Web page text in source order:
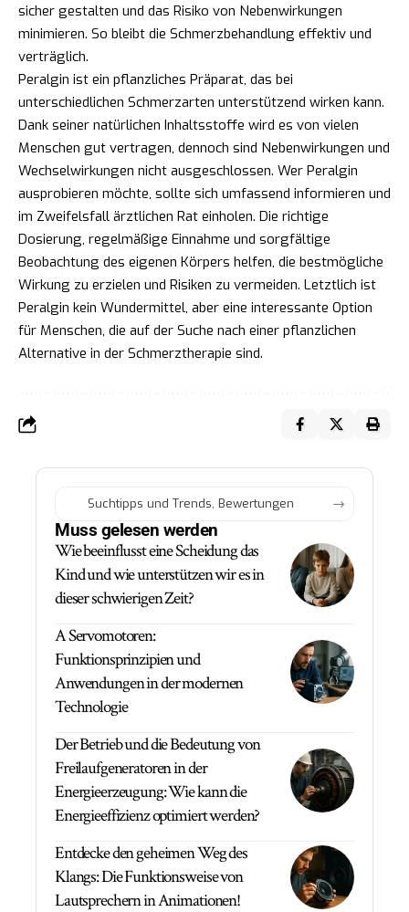
sicher gestalten und das Risiko von Nebenwirkungen
minimieren. So bleibt die Schmerzbehandlung effektiv und
verträglich.
Peralgin ist ein pflanzliches Präparat, das bei
unterschiedlichen Schmerzarten unterstützend wirken kann.
Dank seiner natürlichen Inhaltsstoffe wird es von vielen
Menschen gut vertragen, dennoch sind Nebenwirkungen und
Wechselwirkungen nicht ausgeschlossen. Wer Peralgin
ausprobieren möchte, sollte sich umfassend informieren und
im Zweifelsfall ärztlichen Rat einholen. Die richtige
Dosierung, regelmäßige Einnahme und sorgfältige
Beobachtung des eigenen Körpers helfen, die bestmögliche
Wirkung zu erzielen und Risiken zu vermeiden. Letztlich ist
Peralgin kein Wundermittel, aber eine interessante Option
für Menschen, die auf der Suche nach einer pflanzlichen
Alternative in der Schmerztherapie sind.
Muss gelesen werden
Wie beeinflusst eine Scheidung das
Kind und wie unterstützen wir es in
dieser schwierigen Zeit?
A Servomotoren:
Funktionsprinzipien und
Anwendungen in der modernen
Technologie
Der Betrieb und die Bedeutung von
Freilaufgeneratoren in der
Energieerzeugung: Wie kann die
Energieeffizienz optimiert werden?
Entdecke den geheimen Weg des
Klangs: Die Funktionsweise von
Lautsprechern in Animationen!